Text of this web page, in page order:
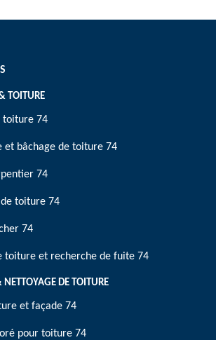
TOITURE
toiture 74
et bâchage de toiture 74
74
toiture 74
74
toiture et recherche de fuite 74
DE TOITURE
et façade 74
pour toiture 74